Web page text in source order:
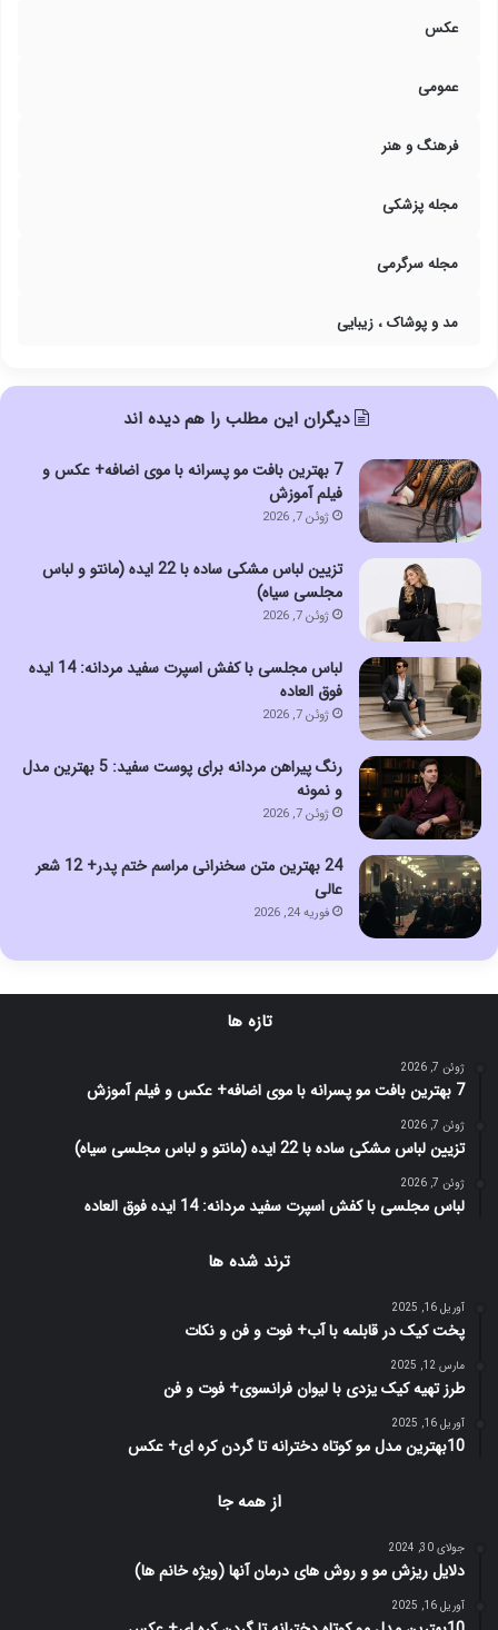
عکس
عمومی
فرهنگ و هنر
مجله پزشکی
مجله سرگرمی
مد و پوشاک ، زیبایی
دیگران این مطلب را هم دیده اند
7 بهترین بافت مو پسرانه با موی اضافه+ عکس و
فیلم آموزش
ژوئن 7, 2026
تزیین لباس مشکی ساده با 22 ایده (مانتو و لباس
مجلسی سیاه)
ژوئن 7, 2026
لباس مجلسی با کفش اسپرت سفید مردانه: 14 ایده
فوق العاده
ژوئن 7, 2026
رنگ پیراهن مردانه برای پوست سفید: 5 بهترین مدل
و نمونه
ژوئن 7, 2026
24 بهترین متن سخنرانی مراسم ختم پدر+ 12 شعر
عالی
فوریه 24, 2026
تازه ها
ژوئن 7, 2026
7 بهترین بافت مو پسرانه با موی اضافه+ عکس و فیلم آموزش
ژوئن 7, 2026
تزیین لباس مشکی ساده با 22 ایده (مانتو و لباس مجلسی سیاه)
ژوئن 7, 2026
لباس مجلسی با کفش اسپرت سفید مردانه: 14 ایده فوق العاده
ترند شده ها
آوریل 16, 2025
پخت کیک در قابلمه با آب+ فوت و فن و نکات
مارس 12, 2025
طرز تهیه کیک یزدی با لیوان فرانسوی+ فوت و فن
آوریل 16, 2025
10بهترین مدل مو کوتاه دخترانه تا گردن کره ای+ عکس
از همه جا
جولای 30, 2024
دلایل ریزش مو و روش های درمان آنها (ویژه خانم ها)
آوریل 16, 2025